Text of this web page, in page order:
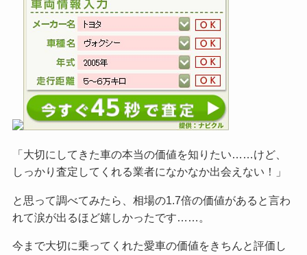
「大切にしてきた車の本当の価値を知りたい……けど、
しっかり査定してくれる業者になかなか出会えない！」
と思って調べてみたら、相場の1.7倍の価値があると言わ
れて涙が出るほど嬉しかったです……。
今まで大切に乗ってくれた愛車の価値をきちんと評価し